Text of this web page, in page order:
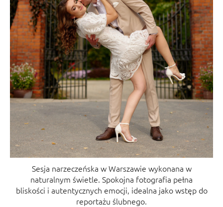
Sesja narzeczeńska w Warszawie wykonana w
naturalnym świetle. Spokojna fotografia pełna
bliskości i autentycznych emocji, idealna jako wstęp do
reportażu ślubnego.